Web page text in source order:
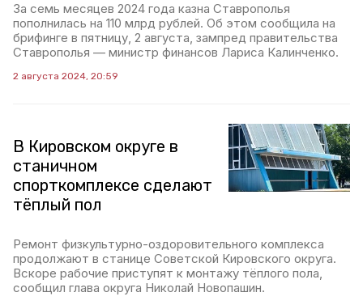
За семь месяцев 2024 года казна Ставрополья
пополнилась на 110 млрд рублей. Об этом сообщила на
брифинге в пятницу, 2 августа, зампред правительства
Ставрополья — министр финансов Лариса Калинченко.
2 августа 2024, 20:59
В Кировском округе в
станичном
спорткомплексе сделают
тёплый пол
Ремонт физкультурно-оздоровительного комплекса
продолжают в станице Советской Кировского округа.
Вскоре рабочие приступят к монтажу тёплого пола,
сообщил глава округа Николай Новопашин.